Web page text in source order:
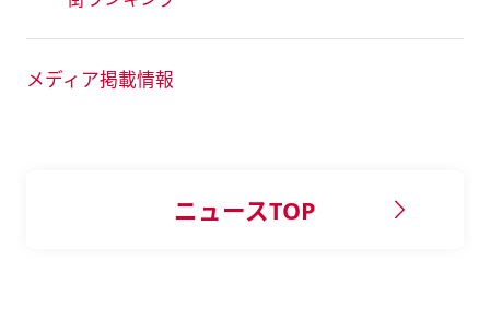
メディア掲載情報
ニュースTOP